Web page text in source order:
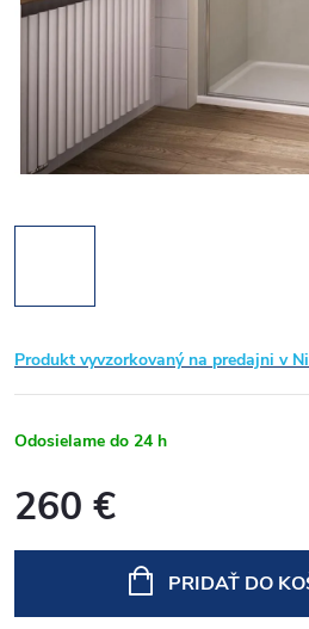
Produkt vyvzorkovaný na predajni v
Odosielame do 24 h
260 €
PRIDAŤ DO